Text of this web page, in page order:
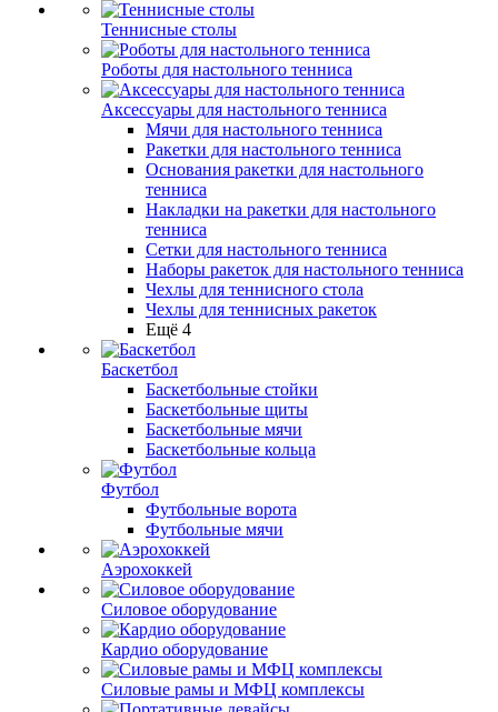
Теннисные столы
Роботы для настольного тенниса
Аксессуары для настольного тенниса
Мячи для настольного тенниса
Ракетки для настольного тенниса
Основания ракетки для настольного
тенниса
Накладки на ракетки для настольного
тенниса
Сетки для настольного тенниса
Наборы ракеток для настольного тенниса
Чехлы для теннисного стола
Чехлы для теннисных ракеток
Ещё 4
Баскетбол
Баскетбольные стойки
Баскетбольные щиты
Баскетбольные мячи
Баскетбольные кольца
Футбол
Футбольные ворота
Футбольные мячи
Аэрохоккей
Силовое оборудование
Кардио оборудование
Силовые рамы и МФЦ комплексы